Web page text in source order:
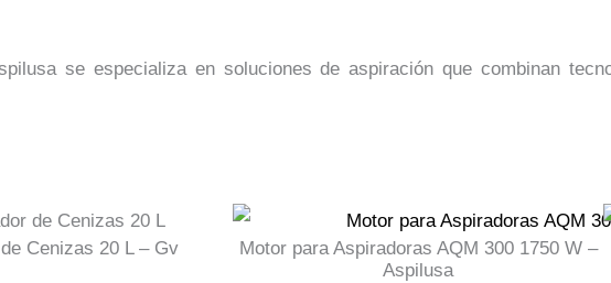
se especializa en soluciones de aspiración que combinan
Cenizas 20 L – Gv
Motor para Aspiradoras AQM 300 1750 W –
Aspilusa